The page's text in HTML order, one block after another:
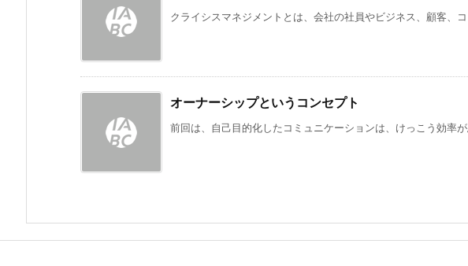
クライシスマネジメントとは、会社の社員やビジネス、顧客、
オーナーシップというコンセプト
前回は、自己目的化したコミュニケーションは、けっこう効率